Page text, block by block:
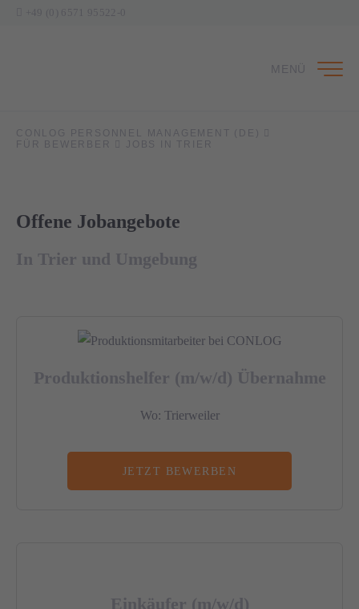
MENÜ
CONLOG PERSONNEL MANAGEMENT (DE)
FÜR BEWERBER
JOBS IN TRIER
Offene Jobangebote
In Trier und Umgebung
Produktionshelfer (m/w/d) Übernahme
Wo: Trierweiler
JETZT BEWERBEN
Einkäufer (m/w/d)